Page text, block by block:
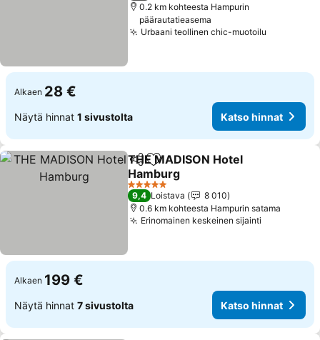
0.2 km kohteesta Hampurin
päärautatieasema
Urbaani teollinen chic-muotoilu
Alkaen 28 €
Näytä hinnat 1 sivustolta Katso hinnat
Jaa Lisää suosikkeihin
THE MADISON Hotel
Hamburg
Katso hinnat
5 Tähtiluokitus
9,4 Loistava
8 010
0.6 km kohteesta Hampurin satama
Erinomainen keskeinen sijainti
Alkaen 199 €
Näytä hinnat 7 sivustolta Katso hinnat